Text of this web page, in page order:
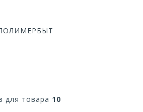
для товара 10